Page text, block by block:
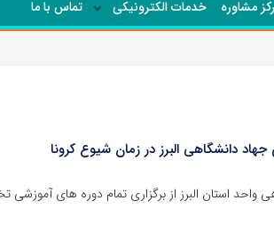
مشاوره خدمات الکترونیکی تماس با ما
دانشگاهی البرز در زمان شیوع کرونا
واحد استان البرز از برگزاری تمام دوره های